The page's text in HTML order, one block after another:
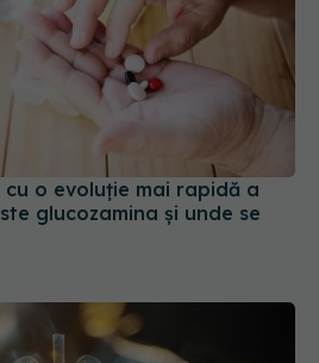
o evoluție mai rapidă a
glucozamina și unde se